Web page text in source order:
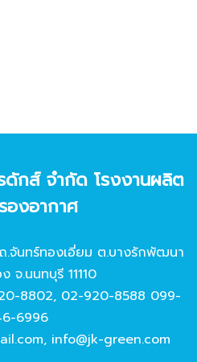
ดักส์ จํากัด โรงงานผลิต
องอากาศ
จันทร์ทองเอี่ยม ต.บางรักพัฒนา
จ.นนทบุรี 11110
8802, 02-920-8588 099-
6996
, info@jk-green.com